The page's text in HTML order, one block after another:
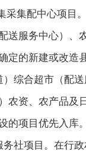
采集配中心项目
送服务中心）
定的新建或改
）综合超市（配
农资、农产品
的项目优先入库
务社项目。在行